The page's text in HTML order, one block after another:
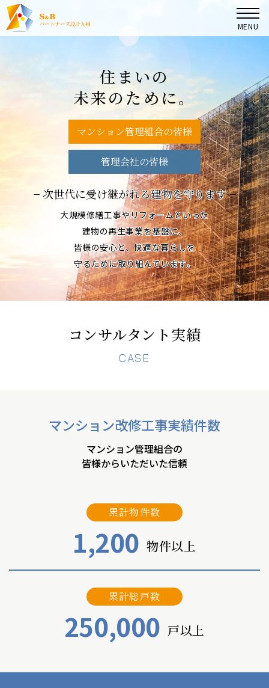
MENU
マンション管理組合の皆様へ
大規模修繕コンサルタント業務
092-292-7505
住 ま いの
未来のために。
マンション管理組合の皆様
管理会社の皆様
次世代に受け継がれる建物を守ります
大規模修繕工事やリフォームといった
建物の再生事業を基盤に、
皆様の安心と、快適な暮らしを
守るために取り組んでいます。
コンサルタント実績
CASE
マンション改修工事実績件数
マンション管理組合の
皆様からいただいた信頼
累計物件数
1,200 物件以上
累計総戸数
250,000 戸以上